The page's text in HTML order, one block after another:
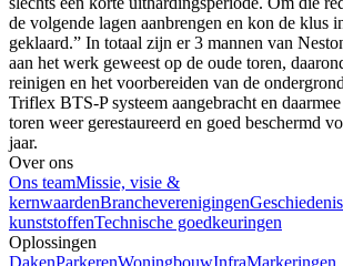
de volgende lagen aanbrengen en kon de klus
geklaard.” In totaal zijn er 3 mannen van
aan het werk geweest op de oude toren,
reinigen en het voorbereiden van de
Triflex BTS-P systeem aangebracht en
toren weer gerestaureerd en goed beschermd
jaar.
Over ons
Ons teamMissie, visie &
kernwaardenBrancheverenigingenGeschiedenis
kunststoffenTechnische goedkeuringen
Oplossingen
DakenParkerenWoningbouwInfraMarkeringen